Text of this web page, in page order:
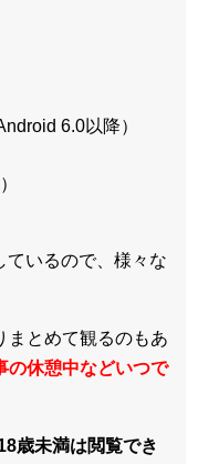
6.0以降）
いるので、 様々な
まとめて観るのもあ
の休憩中などいつで
歳未満は閲覧でき